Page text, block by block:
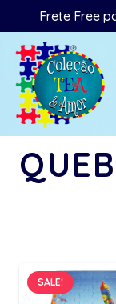
Frete Free
SALE!